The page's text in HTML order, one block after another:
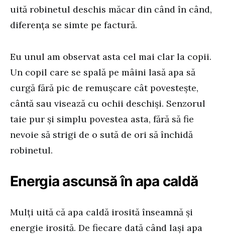
uită robinetul deschis măcar din când în când,
diferența se simte pe factură.
Eu unul am observat asta cel mai clar la copii.
Un copil care se spală pe mâini lasă apa să
curgă fără pic de remușcare cât povestește,
cântă sau visează cu ochii deschiși. Senzorul
taie pur și simplu povestea asta, fără să fie
nevoie să strigi de o sută de ori să închidă
robinetul.
Energia ascunsă în apa caldă
Mulți uită că apa caldă irosită înseamnă și
energie irosită. De fiecare dată când lași apa